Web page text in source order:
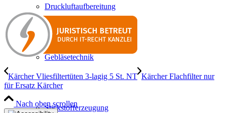
Druckluftaufbereitung
Gebläsetechnik
Stickstofferzeugung
Kärcher Vliesfiltertüten 3-lagig 5 St. NT Kärcher Flachfilter nur
für Ersatz Kärcher
Nach oben scrollen